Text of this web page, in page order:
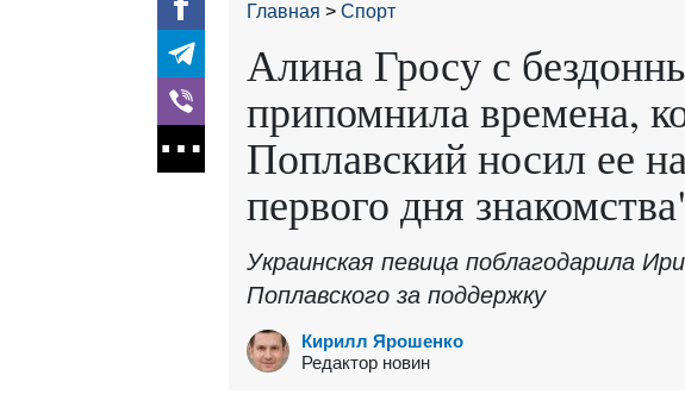
Главная Спорт
Алина Гросу с
припомнила времена,
Поплавский носил ее
первого дня
Украинская певица поблагодарила
Поплавского за поддержку
Кирилл Ярошенко
Редактор новин